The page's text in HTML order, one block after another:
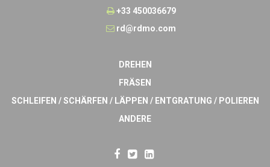
+33 450036679
rd@rdmo.com
DREHEN
FRÄSEN
SCHLEIFEN / SCHÄRFEN / LÄPPEN / ENTGRATUNG / POLIEREN
ANDERE